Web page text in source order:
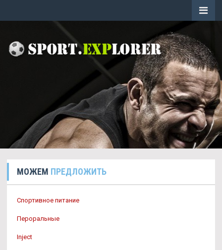
МОЖЕМ ПРЕДЛОЖИТЬ
Спортивное питание
Пероральные
Inject